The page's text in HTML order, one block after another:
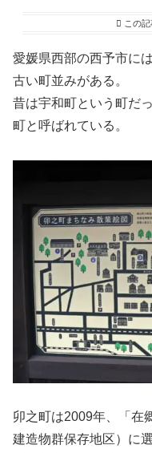
この
愛媛県西部の西予市には
古い町並みがある。
昔は宇和町という町だ
町と呼ばれている。
卯之町は2009年、「在
建造物群保存地区）に